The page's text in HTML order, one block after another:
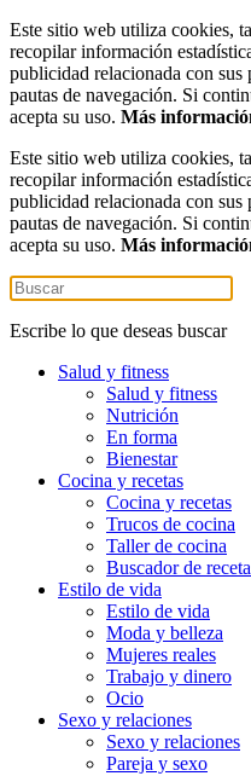
Este sitio web utiliza cookies,
recopilar información
publicidad relacionada con sus
pautas de navegación. Si
acepta su uso. Más
Este sitio web utiliza cookies,
recopilar información
publicidad relacionada con sus
pautas de navegación. Si
acepta su uso. Más
Escribe lo que deseas buscar
Salud y fitness
Salud y fitness
Nutrición
En forma
Bienestar
Cocina y recetas
Cocina y recetas
Trucos de cocina
Taller de cocina
Buscador de
Estilo de vida
Estilo de vida
Moda y belleza
Mujeres reales
Trabajo y dinero
Ocio
Sexo y relaciones
Sexo y relaciones
Pareja y sexo